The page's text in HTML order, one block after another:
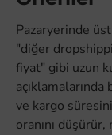
Pazaryerinde üst
"diğer
fiyat" gibi uzun
ve kargo
oranını